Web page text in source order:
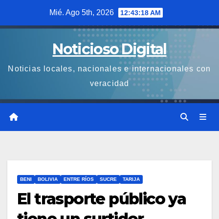
Mié. Ago 5th, 2026 12:43:18 AM
Noticioso Digital
Noticias locales, nacionales e internacionales con
veracidad
BENI BOLIVIA ENTRE RÍOS SUCRE TARIJA
El trasporte público ya